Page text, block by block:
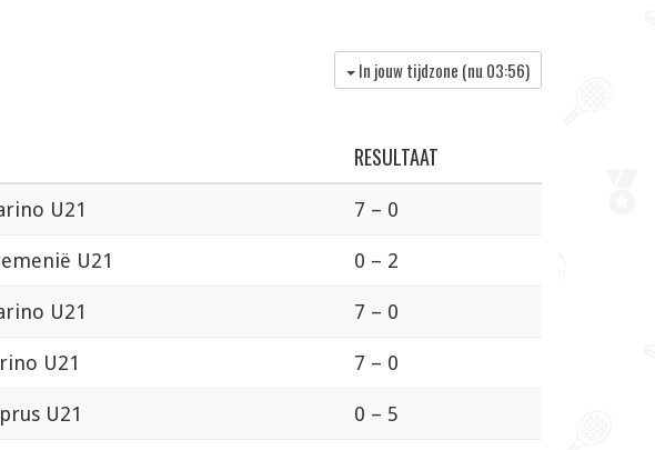
In jouw tijdzone (nu 03:56)
RESULTAAT
U21 7 – 0
U21 0 – 2
U21 7 – 0
U21 7 – 0
U21 0 – 5